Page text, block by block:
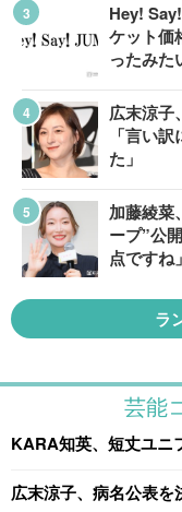
Hey!
ケット価
ったみた
広末涼子
「言い
た」
加藤綾菜
ープ”公
点ですね
ラ